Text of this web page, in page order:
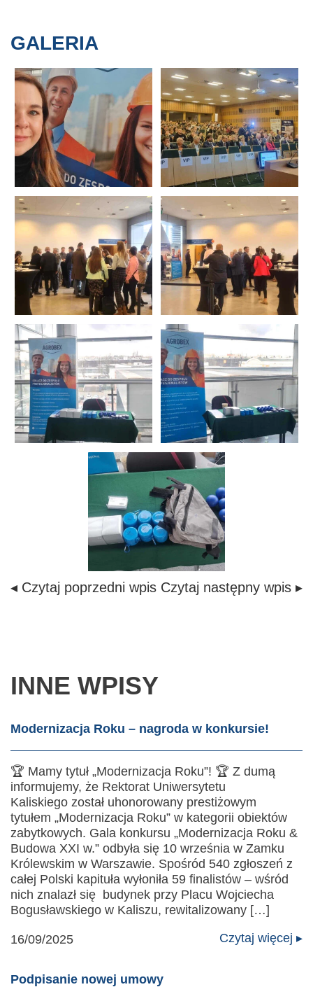
GALERIA
◂ Czytaj poprzedni wpis Czytaj następny wpis ▸
INNE WPISY
Modernizacja Roku – nagroda w konkursie!
🏆 Mamy tytuł „Modernizacja Roku”! 🏆 Z dumą
informujemy, że Rektorat Uniwersytetu
Kaliskiego został uhonorowany prestiżowym
tytułem „Modernizacja Roku” w kategorii obiektów
zabytkowych. Gala konkursu „Modernizacja Roku &
Budowa XXI w.” odbyła się 10 września w Zamku
Królewskim w Warszawie. Spośród 540 zgłoszeń z
całej Polski kapituła wyłoniła 59 finalistów – wśród
nich znalazł się budynek przy Placu Wojciecha
Bogusławskiego w Kaliszu, rewitalizowany […]
16/09/2025 Czytaj więcej ▸
Podpisanie nowej umowy